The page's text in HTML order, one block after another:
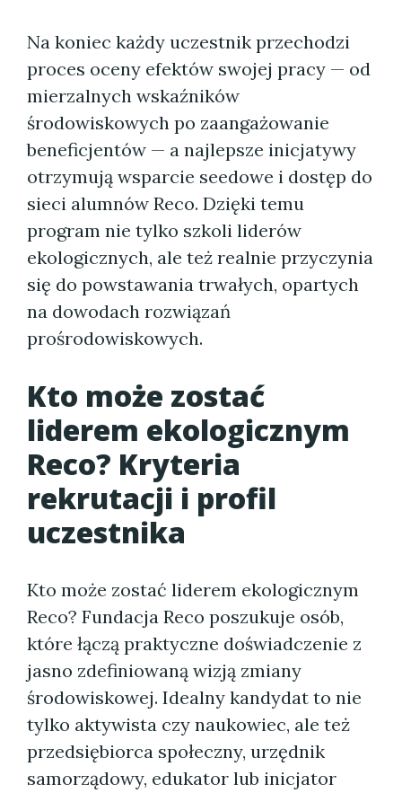
Na koniec każdy uczestnik przechodzi
proces oceny efektów swojej pracy — od
mierzalnych wskaźników
środowiskowych po zaangażowanie
beneficjentów — a najlepsze inicjatywy
otrzymują wsparcie seedowe i dostęp do
sieci alumnów Reco. Dzięki temu
program nie tylko szkoli liderów
ekologicznych, ale też realnie przyczynia
się do powstawania trwałych, opartych
na dowodach rozwiązań
prośrodowiskowych.
Kto może zostać
liderem ekologicznym
Reco? Kryteria
rekrutacji i profil
uczestnika
Kto może zostać liderem ekologicznym
Reco? Fundacja Reco poszukuje osób,
które łączą praktyczne doświadczenie z
jasno zdefiniowaną wizją zmiany
środowiskowej. Idealny kandydat to nie
tylko aktywista czy naukowiec, ale też
przedsiębiorca społeczny, urzędnik
samorządowy, edukator lub inicjator